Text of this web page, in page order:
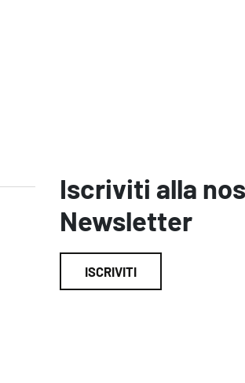
Iscriviti alla
Newsletter
ISCRIVITI